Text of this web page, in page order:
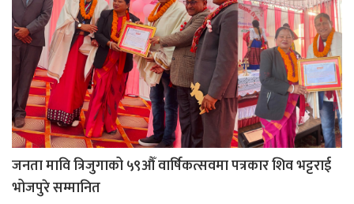
जनता मावि त्रिजुगाको ५९औँ वार्षिकत्सवमा पत्रकार शिव भट्टराई
भोजपुरे सम्मानित